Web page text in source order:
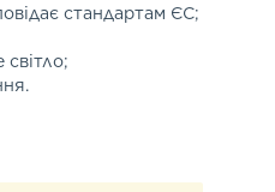
стандартам ЄС;